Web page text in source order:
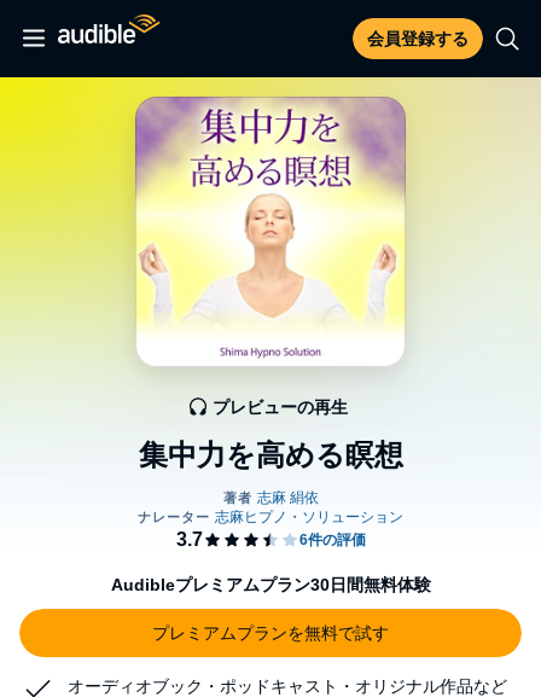
会員登録する
集中力を高める瞑想
プレビューの再生
Audibleプレミアムプラン30日間無料体験
プレミアムプランを無料で試す
オーディオブック・ポッドキャスト・オリジナル作品など